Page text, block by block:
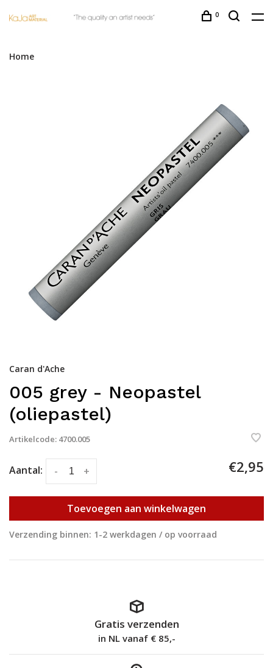
0
Home
Caran d'Ache
005 grey - Neopastel
(oliepastel)
Artikelcode: 4700.005
Aantal: +
- €2,95
Toevoegen aan winkelwagen
Verzending binnen: 1-2 werkdagen / op voorraad
Gratis verzenden
in NL vanaf € 85,-